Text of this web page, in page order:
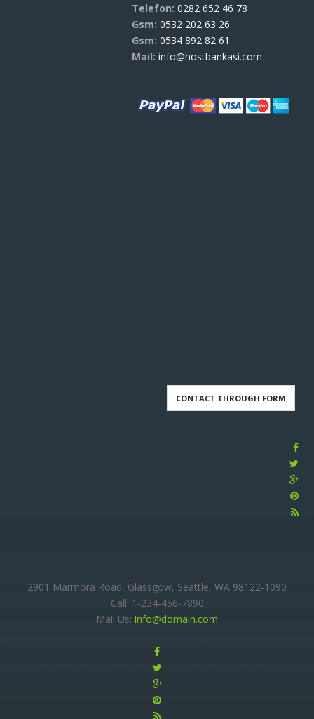
Telefon: 0282 652 46 78
Gsm: 0532 202 63 26
Gsm: 0534 892 82 61
Mail: info@hostbankasi.com
CONTACT THROUGH FORM
2901 Marmora Road, Glassgow, Seattle, WA 98122-1090
Call: 1-234-456-7890
Mail Us: info@domain.com